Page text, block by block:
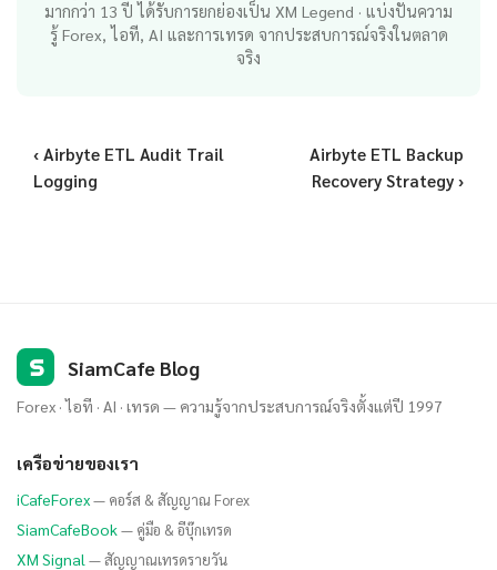
มากกว่า 13 ปี ได้รับการยกย่องเป็น XM Legend · แบ่งปันความ
รู้ Forex, ไอที, AI และการเทรด จากประสบการณ์จริงในตลาด
จริง
‹ Airbyte ETL Audit Trail
Logging
Airbyte ETL Backup
Recovery Strategy ›
S SiamCafe Blog
Forex · ไอที · AI · เทรด — ความรู้จากประสบการณ์จริงตั้งแต่ปี 1997
เครือข่ายของเรา
iCafeForex— คอร์ส & สัญญาณ Forex
SiamCafeBook— คู่มือ & อีบุ๊กเทรด
XM Signal — สัญญาณเทรดรายวัน